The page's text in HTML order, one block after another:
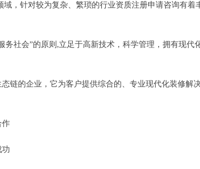
，针对较为复杂、繁琐的行业资质注册申请咨询有
务社会”的原则,立足于高新技术，科学管理，拥有现
链的企业，它为客户提供综合的、专业现代化装修
作
功